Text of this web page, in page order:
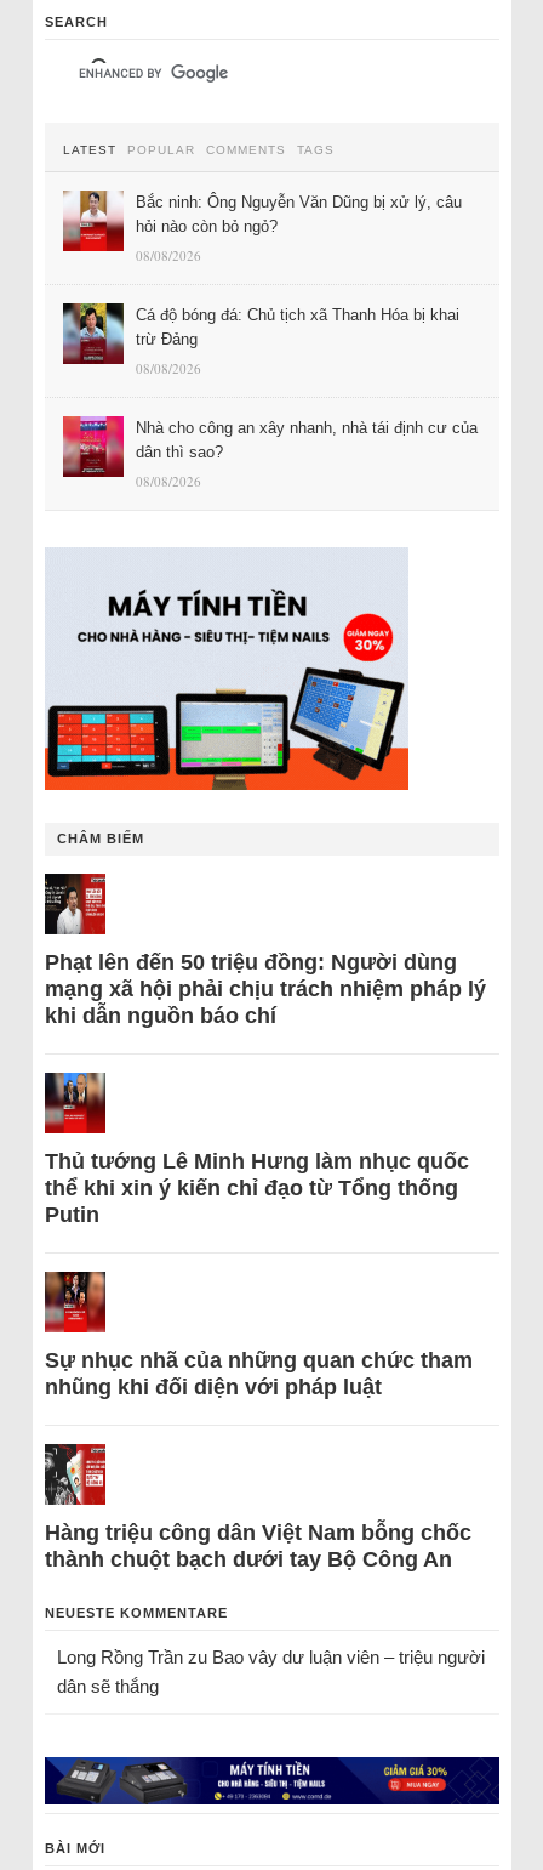
SEARCH
LATEST POPULAR COMMENTS TAGS
Bắc ninh: Ông Nguyễn Văn Dũng bị xử lý, câu
hỏi nào còn bỏ ngỏ?
08/08/2026
Cá độ bóng đá: Chủ tịch xã Thanh Hóa bị khai
trừ Đảng
08/08/2026
Nhà cho công an xây nhanh, nhà tái định cư của
dân thì sao?
08/08/2026
CHÂM BIẾM
Phạt lên đến 50 triệu đồng: Người dùng
mạng xã hội phải chịu trách nhiệm pháp lý
khi dẫn nguồn báo chí
Thủ tướng Lê Minh Hưng làm nhục quốc
thể khi xin ý kiến chỉ đạo từ Tổng thống
Putin
Sự nhục nhã của những quan chức tham
nhũng khi đối diện với pháp luật
Hàng triệu công dân Việt Nam bỗng chốc
thành chuột bạch dưới tay Bộ Công An
NEUESTE KOMMENTARE
Long Rồng Trầnzu Bao vây dư luận viên – triệu người
dân sẽ thắng
BÀI MỚI